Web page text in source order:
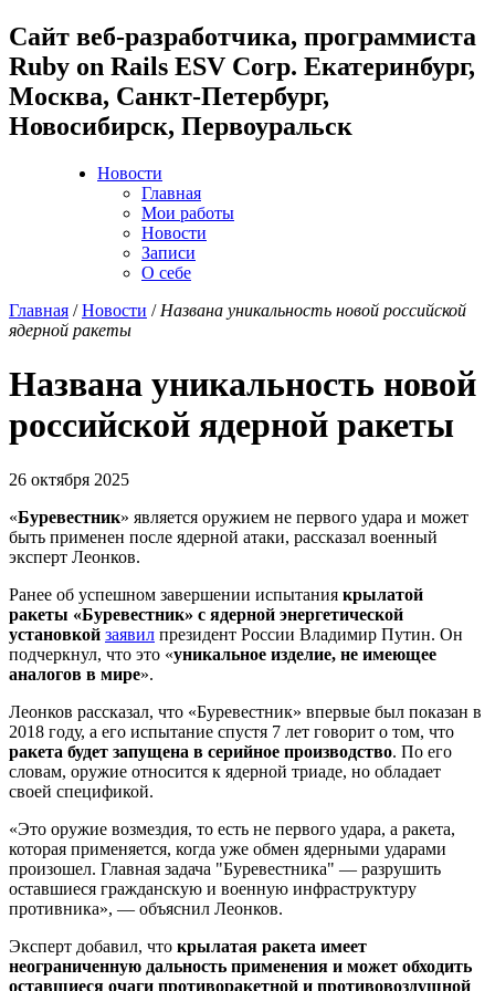
Cайт веб-разработчика, программиста
Ruby on Rails ESV Corp. Екатеринбург,
Москва, Санкт-Петербург,
Новосибирск, Первоуральск
Новости
Главная
Мои работы
Новости
Записи
О себе
Главная /Новости / Названа уникальность новой российской
ядерной ракеты
Названа уникальность новой
российской ядерной ракеты
26 октября 2025
«Буревестник» является оружием не первого удара и может
быть применен после ядерной атаки, рассказал военный
эксперт Леонков.
Ранее об успешном завершении испытания крылатой
ракеты «Буревестник» с ядерной энергетической
установкой заявил президент России Владимир Путин. Он
подчеркнул, что это «уникальное изделие, не имеющее
аналогов в мире».
Леонков рассказал, что «Буревестник» впервые был показан в
2018 году, а его испытание спустя 7 лет говорит о том, что
ракета будет запущена в серийное производство. По его
словам, оружие относится к ядерной триаде, но обладает
своей спецификой.
«Это оружие возмездия, то есть не первого удара, а ракета,
которая применяется, когда уже обмен ядерными ударами
произошел. Главная задача "Буревестника" — разрушить
оставшиеся гражданскую и военную инфраструктуру
противника», — объяснил Леонков.
Эксперт добавил, что крылатая ракета имеет
неограниченную дальность применения и может обходить
оставшиеся очаги противоракетной и противовоздушной